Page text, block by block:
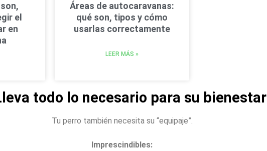
el
en
Áreas de autocaravanas:
qué son, tipos y cómo
usarlas correctamente
LEER MÁS »
todo lo necesario para su bienestar
Tu perro también necesita su “equipaje”.
Imprescindibles: